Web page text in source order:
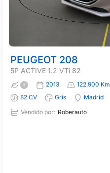
PEUGEOT 208
5P ACTIVE 1.2 VTi 82
2013 122.900 Km
82 CV
Gris
Madrid
Vendido por: Roberauto